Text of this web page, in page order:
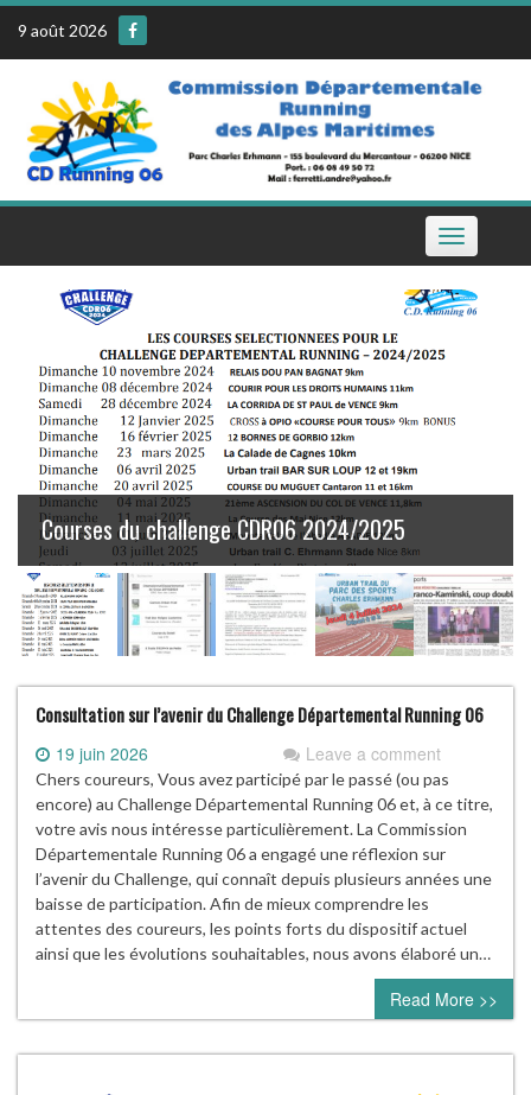
Skip
content
9 août 2026
Toggle
navigation
Le calendrier de la CDR06 sur votre téléphone
Consultation sur l’avenir du Challenge Départemental Running 06
19 juin 2026 Leave a comment
Chers coureurs, Vous avez participé par le passé (ou pas
encore) au Challenge Départemental Running 06 et, à ce titre,
votre avis nous intéresse particulièrement. La Commission
Départementale Running 06 a engagé une réflexion sur
l’avenir du Challenge, qui connaît depuis plusieurs années une
baisse de participation. Afin de mieux comprendre les
attentes des coureurs, les points forts du dispositif actuel
ainsi que les évolutions souhaitables, nous avons élaboré un…
Read More >>